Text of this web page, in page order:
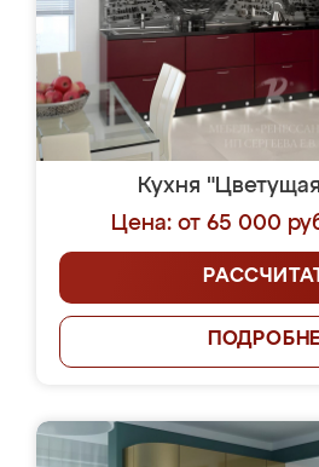
Кухня
Цена: от 65 000